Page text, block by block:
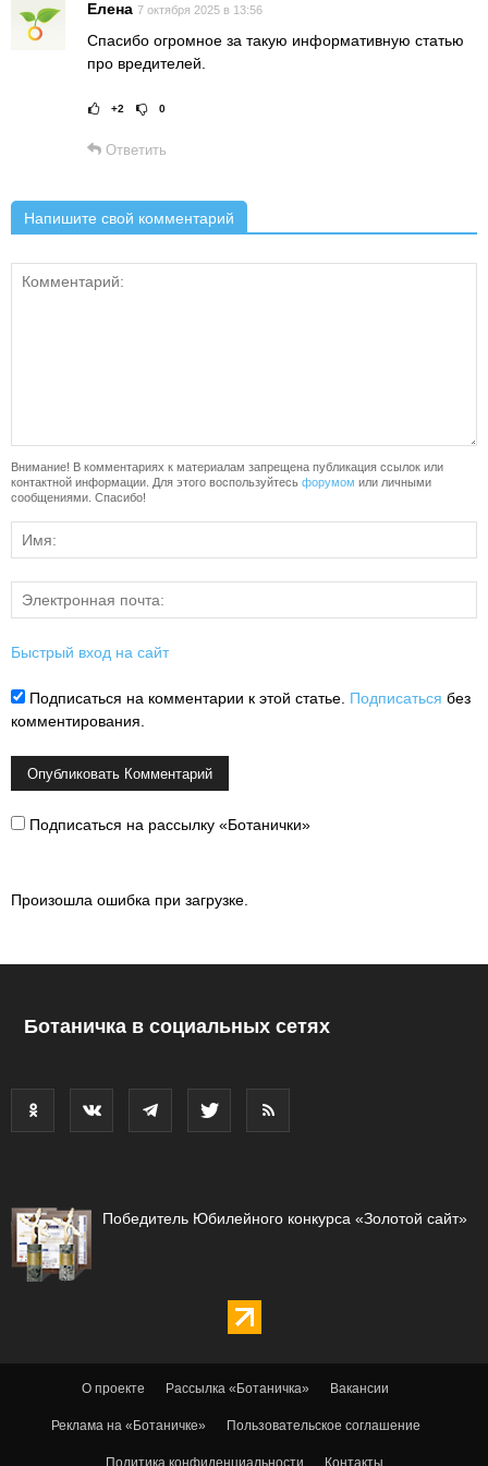
Елена 7 октября 2025 в 13:56
Спасибо огромное за такую информативную статью
про вредителей.
Рейтинг статьи:
+2 0
Ответить
Напишите свой комментарий
Внимание! В комментариях к материалам запрещена публикация ссылок или
контактной информации. Для этого воспользуйтесь форумом или личными
сообщениями. Спасибо!
Быстрый вход на сайт
Подписаться на комментарии к этой статье. Подписаться без
комментирования.
Подписаться на рассылку «Ботанички»
Произошла ошибка при загрузке.
Ботаничка в социальных сетях
Победитель Юбилейного конкурса «Золотой сайт»
О проекте Рассылка «Ботаничка» Вакансии
Реклама на «Ботаничке» Пользовательское соглашение
Политика конфиденциальности Контакты